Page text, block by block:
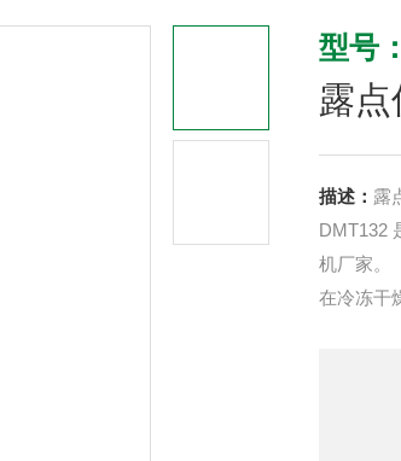
型号：
露
描述： 露
DMT132
机厂家。
在冷冻干
可选环路